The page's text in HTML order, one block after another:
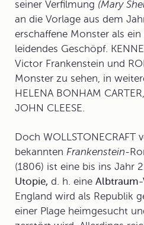
seiner Verfilmung (Mary
an die Vorlage aus dem
erschaffene Monster als
leidendes Geschöpf.
Victor Frankenstein und
Monster zu sehen, in
HELENA BONHAM
JOHN CLEESE.
Doch WOLLSTONECRAFT
bekannten Frankenstein-
(1806) ist eine bis ins Jahr
Utopie, d. h. eine Albtraum-
England wird als Republik
einer Plage heimgesucht